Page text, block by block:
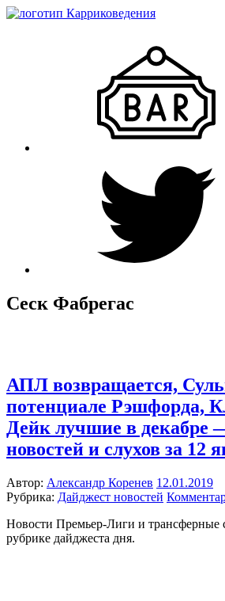
Сеск Фабрегас
АПЛ возвращается,
потенциале Рэшфорда,
Дейк лучшие в декабре
новостей и слухов за 12
Автор: Александр Коренев 12.01.2019
Рубрика: Дайджест новостей
Новости Премьер-Лиги и трансферные
рубрике дайджеста дня.